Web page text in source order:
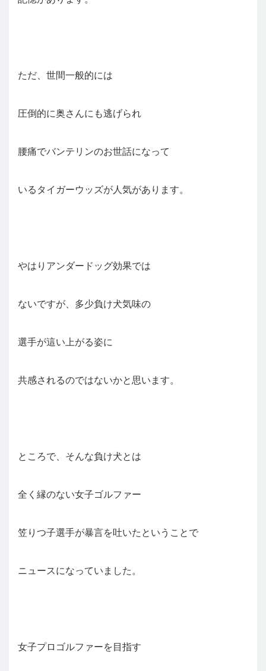
ただ、世間一般的には
圧倒的に奥さんにも逃げられ
腰痛でバンテリンのお世話になって
いるタイガーウッズが人気があります。
やはりアンダードッグ効果では
ないですが、多少負け犬気味の
選手が這い上がる姿に
共感されるのではないかと思います。
ところで、そんな負け犬とは
全く縁のない女子ゴルファー
笠りつ子選手が暴言を吐いたということで
ニュースになっていました。
女子プロゴルファーを目指す